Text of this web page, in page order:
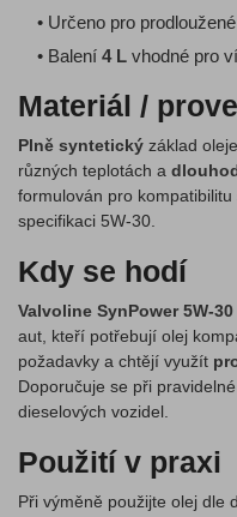
• Určeno pro
• Balení 4 L vhodné pro
Materiál /
Plně syntetický základ
různých teplotách a
formulován pro
specifikaci 5W-30.
Kdy se hodí
Valvoline SynPower 5W-30
aut, kteří potřebují olej
požadavky a chtějí využít
Doporučuje se při
dieselových vozidel.
Použití v praxi
Při výměně použijte olej dle